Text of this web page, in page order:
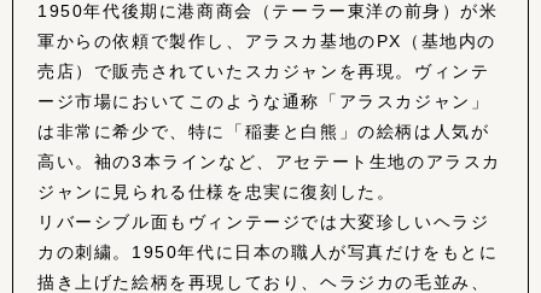
1950年代後期に港商商会（テーラー東洋の前身）が米
軍からの依頼で製作し、アラスカ基地のPX（基地内の
売店）で販売されていたスカジャンを再現。ヴィンテ
ージ市場においてこのような通称「アラスカジャン」
は非常に希少で、特に「稲妻と白熊」の絵柄は人気が
高い。袖の3本ラインなど、アセテート生地のアラスカ
ジャンに見られる仕様を忠実に復刻した。
リバーシブル面もヴィンテージでは大変珍しいヘラジ
カの刺繍。1950年代に日本の職人が写真だけをもとに
描き上げた絵柄を再現しており、ヘラジカの毛並み、